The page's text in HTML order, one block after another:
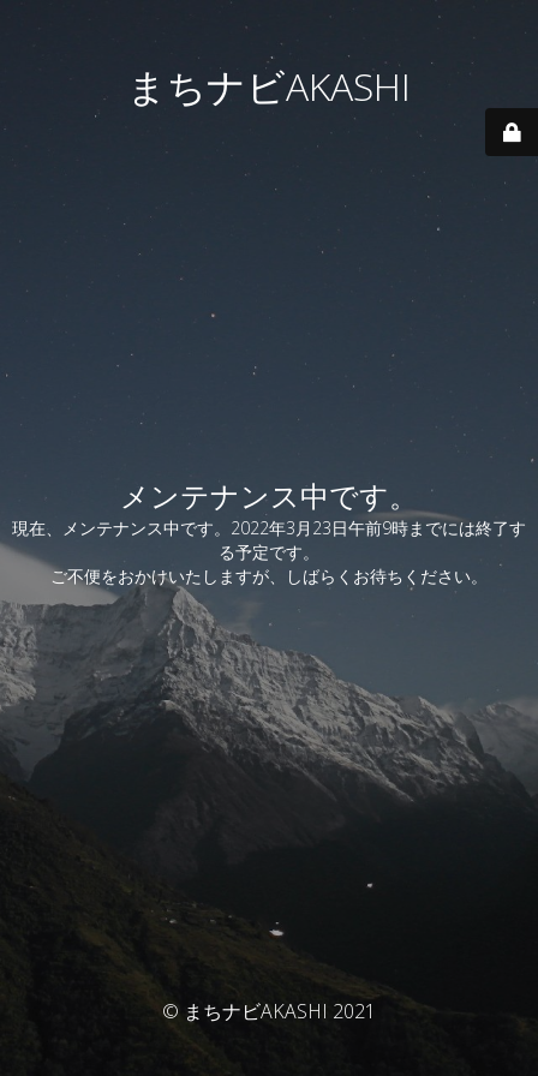
まちナビAKASHI
メンテナンス中です。
現在、メンテナンス中です。2022年3月23日午前9時までには終了す
る予定です。
ご不便をおかけいたしますが、しばらくお待ちください。
© まちナビAKASHI 2021